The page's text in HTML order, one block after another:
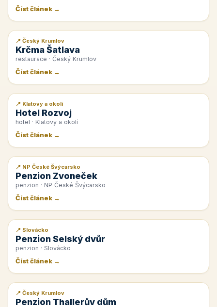
Číst článek →
📰 PR článek
📍 Český Krumlov
Krčma Šatlava
restaurace · Český Krumlov
Číst článek →
📰 PR článek
📍 Klatovy a okolí
Hotel Rozvoj
hotel · Klatovy a okolí
Číst článek →
📰 PR článek
📍 NP České Švýcarsko
Penzion Zvoneček
penzion · NP České Švýcarsko
Číst článek →
📰 PR článek
📍 Slovácko
Penzion Selský dvůr
penzion · Slovácko
Číst článek →
📰 PR článek
📍 Český Krumlov
Penzion Thallerův dům